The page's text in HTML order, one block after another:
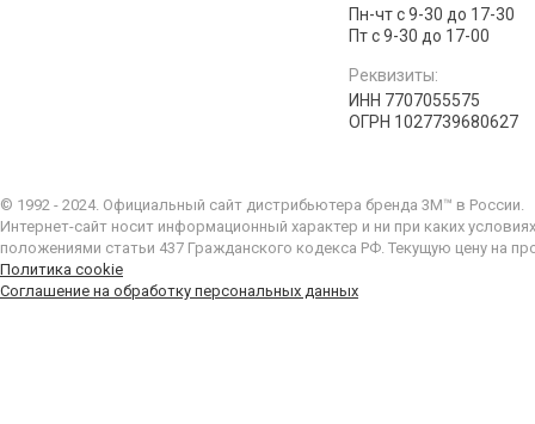
Пн-чт с 9-30 до 17-30
Пт с 9-30 до 17-00
Реквизиты:
ИНН 7707055575
ОГРН 1027739680627
© 1992 - 2024. Официальный сайт дистрибьютера бренда 3M™ в России.
Интернет-сайт носит информационный характер и ни при каких
положениями статьи 437 Гражданского кодекса РФ. Текущую цену на
Политика cookie
Соглашение на обработку персональных данных